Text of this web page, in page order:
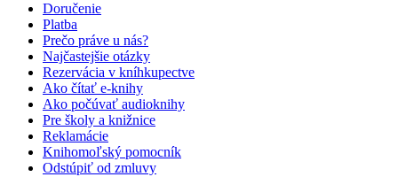
Doručenie
Platba
Prečo práve u nás?
Najčastejšie otázky
Rezervácia v kníhkupectve
Ako čítať e-knihy
Ako počúvať audioknihy
Pre školy a knižnice
Reklamácie
Knihomoľský pomocník
Odstúpiť od zmluvy